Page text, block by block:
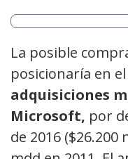
La posible
posicionaría en el
adquisiciones
Microsoft, por
de 2016 ($26.200